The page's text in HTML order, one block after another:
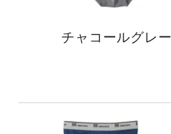
チャコールグレー